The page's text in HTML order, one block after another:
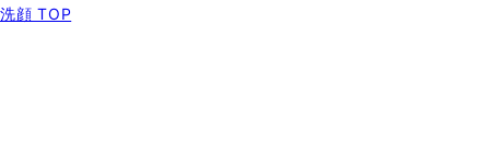
洗顔 TOP